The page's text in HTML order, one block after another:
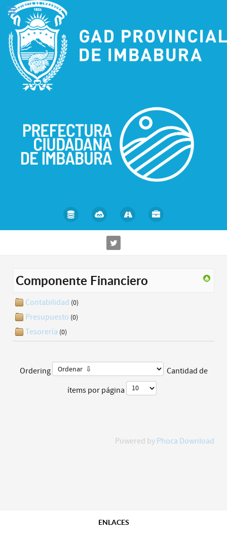
Componente Financiero
Contabilidad (0)
Presupuesto (0)
Tesorería (0)
Ordering Cantidad de
ítems por página
Powered by Phoca Download
ENLACES